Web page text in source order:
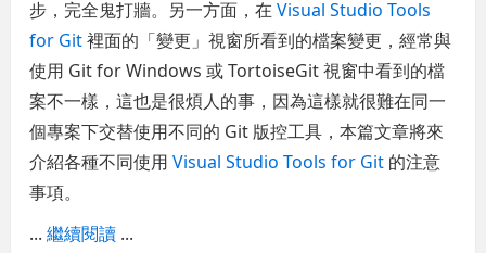
步，完全鬼打牆。另一方面，在Visual Studio Tools
for Git裡面的「變更」視窗所看到的檔案變更，經常與
使用 Git for Windows 或 TortoiseGit 視窗中看到的檔
案不一樣，這也是很煩人的事，因為這樣就很難在同一
個專案下交替使用不同的 Git 版控工具，本篇文章將來
介紹各種不同使用Visual Studio Tools for Git 的注意
事項。
...繼續閱讀 ...